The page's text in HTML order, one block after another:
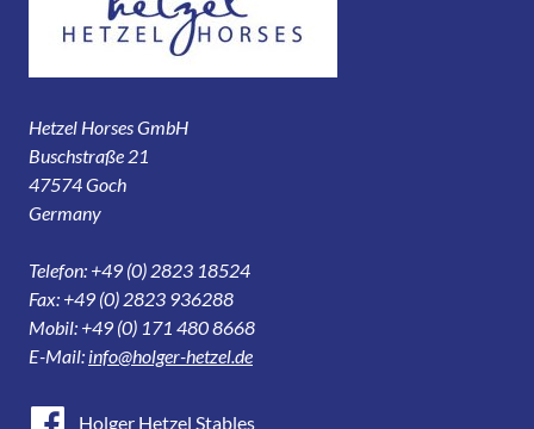
Hetzel Horses GmbH
Buschstraße 21
47574 Goch
Germany
Telefon: +49 (0) 2823 18524
Fax: +49 (0) 2823 936288
Mobil: +49 (0) 171 480 8668
E-Mail: info@holger-hetzel.de
Holger Hetzel Stables